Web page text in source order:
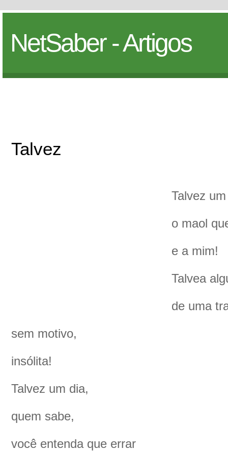
NetSaber - Artigos
Talvez
Talvez
o maol
e a mim!
Talvea
de uma
sem motivo,
insólita!
Talvez um dia,
quem sabe,
você entenda que errar